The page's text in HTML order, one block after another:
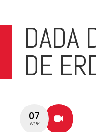
DADA
DE
07
NOV